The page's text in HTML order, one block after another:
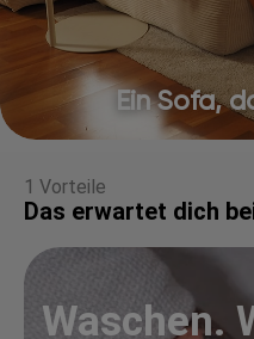
Ein Sofa,
1 Vorteile
Das erwartet dich
Waschen.